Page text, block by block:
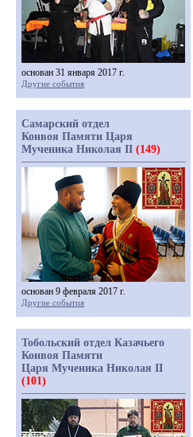
основан 31 января 2017 г.
Другие события
Самарский отдел
Конвоя Памяти Царя
Мученика Николая II (149)
основан 9 февраля 2017 г.
Другие события
Тобольский отдел Казачьего
Конвоя Памяти
Царя Мученика Николая II
(101)